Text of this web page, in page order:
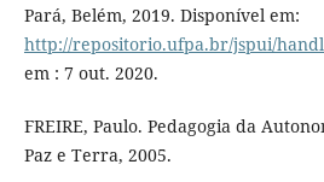
Pará, Belém, 2019. Disponível em:
http://repositorio.ufpa.br/jspui/
em : 7 out. 2020.
FREIRE, Paulo. Pedagogia da
Paz e Terra, 2005.